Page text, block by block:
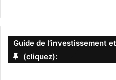
Guide de l’investissement
(cliquez):